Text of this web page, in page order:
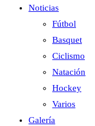
Noticias
Fútbol
Basquet
Ciclismo
Natación
Hockey
Varios
Galería